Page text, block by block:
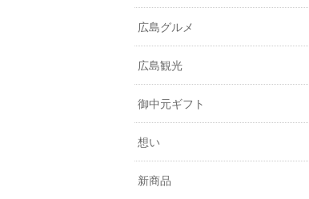
広島グルメ
広島観光
御中元ギフト
想い
新商品